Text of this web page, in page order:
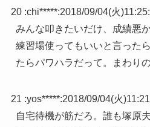
20 :chi*****:2018/09/04(火
みんな叩きたいだけ、成績悪
練習場使ってもいいと言った
たらパワハラだって。まわり
21 :yos*****:2018/09/04(火
自宅待機が筋だろ。誰も塚原